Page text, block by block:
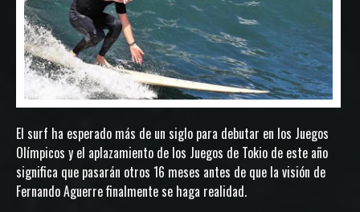
El surf ha esperado más de un siglo para debutar en los Juegos
Olímpicos y el aplazamiento de los Juegos de Tokio de este año
significa que pasarán otros 16 meses antes de que la visión de
Fernando Aguerre finalmente se haga realidad.